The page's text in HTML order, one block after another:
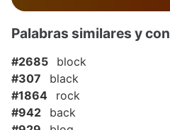
Palabras similares y
#2685
block
#307
black
#1864
rock
#942
back